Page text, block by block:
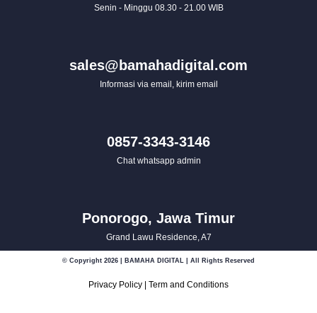
Senin - Minggu 08.30 - 21.00 WIB
sales@bamahadigital.com
Informasi via email, kirim email
0857-3343-3146
Chat whatsapp admin
Ponorogo, Jawa Timur
Grand Lawu Residence, A7
© Copyright 2026 | BAMAHA DIGITAL | All Rights Reserved
Privacy Policy Term and Conditions